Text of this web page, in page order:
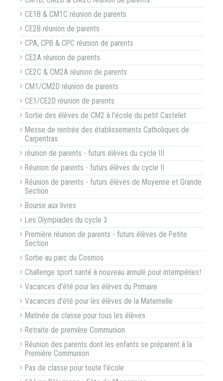
CE1B & CM1C réunion de parents
CE2B réunion de parents
CPA, CPB & CPC réunion de parents
CE2A réunion de parents
CE2C & CM2A réunion de parents
CM1/CM2D réunion de parents
CE1/CE2D réunion de parents
Sortie des élèves de CM2 à l'école du petit Castelet
Messe de rentrée des établissements Catholiques de
Carpentras
réunion de parents - futurs élèves du cycle III
Réunion de parents - futurs élèves du cycle II
Réunion de parents - futurs élèves de Moyenne et Grande
Section
Bourse aux livres
Les Olympiades du cycle 3
Première réunion de parents - futurs élèves de Petite
Section
Sortie au parc du Cosmos
Challenge sport santé à nouveau annulé pour intempéries!
Vacances d'été pour les élèves du Primaire
Vacances d'été pour les élèves de la Maternelle
Matinée de classe pour tous les élèves
Retraite de première Communion
Réunion des parents dont les enfants se préparent à la
Première Communion
Pas de classe pour toute l'école